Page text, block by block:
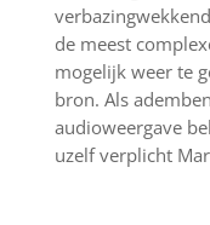
de meest
mogelijk weer te
bron. Als
audioweergave
uzelf verplicht